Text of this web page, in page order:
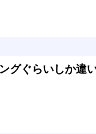
グぐらいしか違